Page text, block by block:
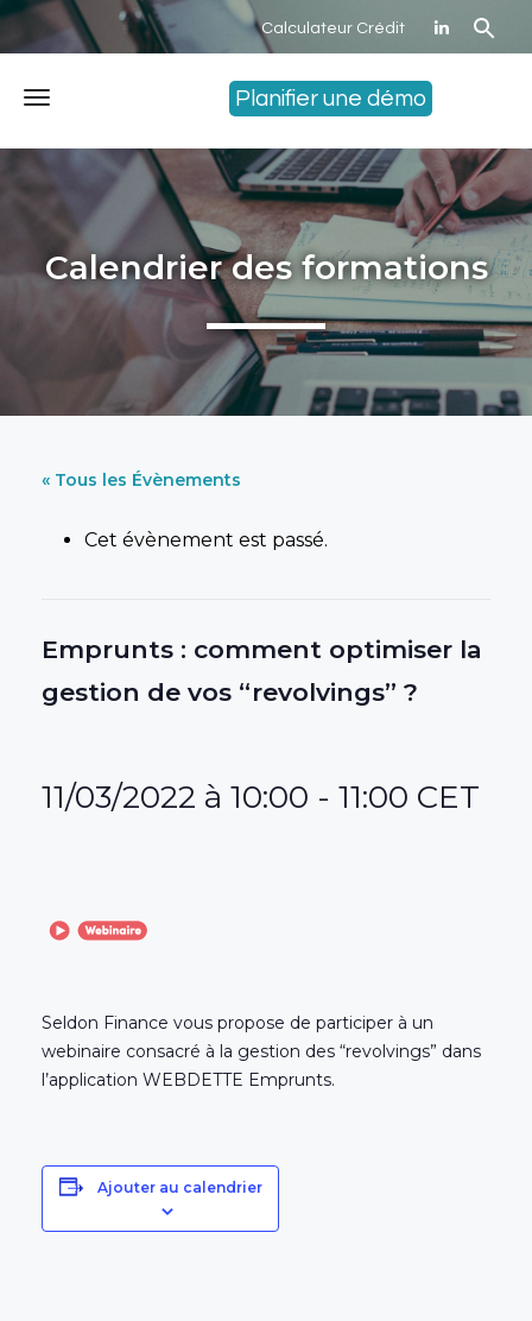
Calculateur Crédit
Planifier une démo
Menu
Calendrier des formations
« Tous les Évènements
Cet évènement est passé.
Emprunts : comment optimiser la
gestion de vos “revolvings” ?
11/03/2022 à 10:00 - 11:00 CET
Seldon Finance vous propose de participer à un
webinaire consacré à la gestion des “revolvings” dans
l’application WEBDETTE Emprunts.
Ajouter au calendrier